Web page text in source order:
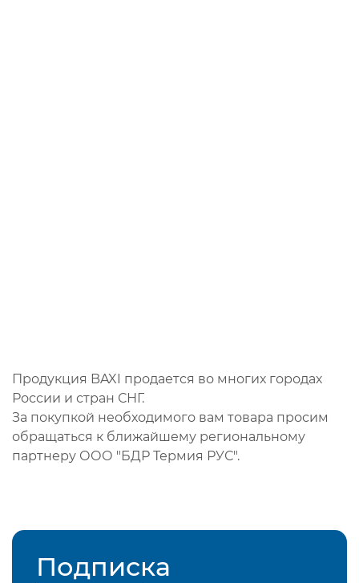
Продукция BAXI продается во многих городах
России и стран СНГ.
За покупкой необходимого вам товара просим
обращаться к ближайшему региональному
партнеру ООО "БДР Термия РУС".
Подписка